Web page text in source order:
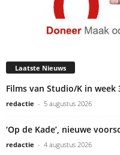
Laatste Nieuws
Films van Studio/K in week
redactie - 5 augustus 2026
‘Op de Kade’, nieuwe
redactie - 4 augustus 2026